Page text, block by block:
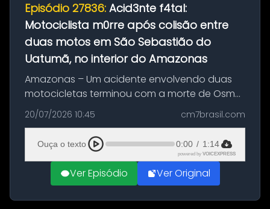
Episódio 27836: Acid3nte f4tal:
Motociclista m0rre após colisão entre
duas motos em São Sebastião do
Uatumã, no interior do Amazonas
Amazonas – Um acidente envolvendo duas
motocicletas terminou com a morte de Osmar
Figueiredo de Souza, de 38 anos, no município
de São Sebastião do Uatumã, no interior do
Amazonas. A colisão ocorreu n...
20/07/2026 10:45 cm7brasil.com
Ouça o texto 0:00 / 1:14
powered by VOICEXPRESS
Ver Episódio Ver Original